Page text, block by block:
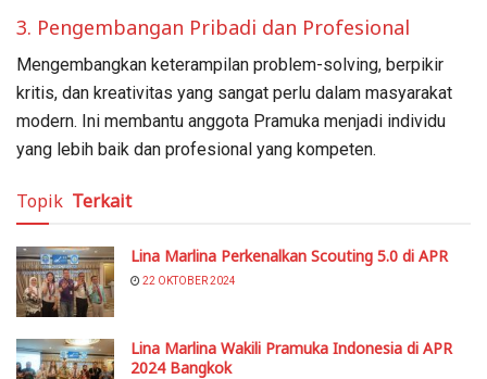
3. Pengembangan Pribadi dan Profesional
Mengembangkan keterampilan problem-solving, berpikir
kritis, dan kreativitas yang sangat perlu dalam masyarakat
modern. Ini membantu anggota Pramuka menjadi individu
yang lebih baik dan profesional yang kompeten.
Topik Terkait
Lina Marlina Perkenalkan Scouting 5.0 di APR
22 OKTOBER 2024
Lina Marlina Wakili Pramuka Indonesia di APR
2024 Bangkok